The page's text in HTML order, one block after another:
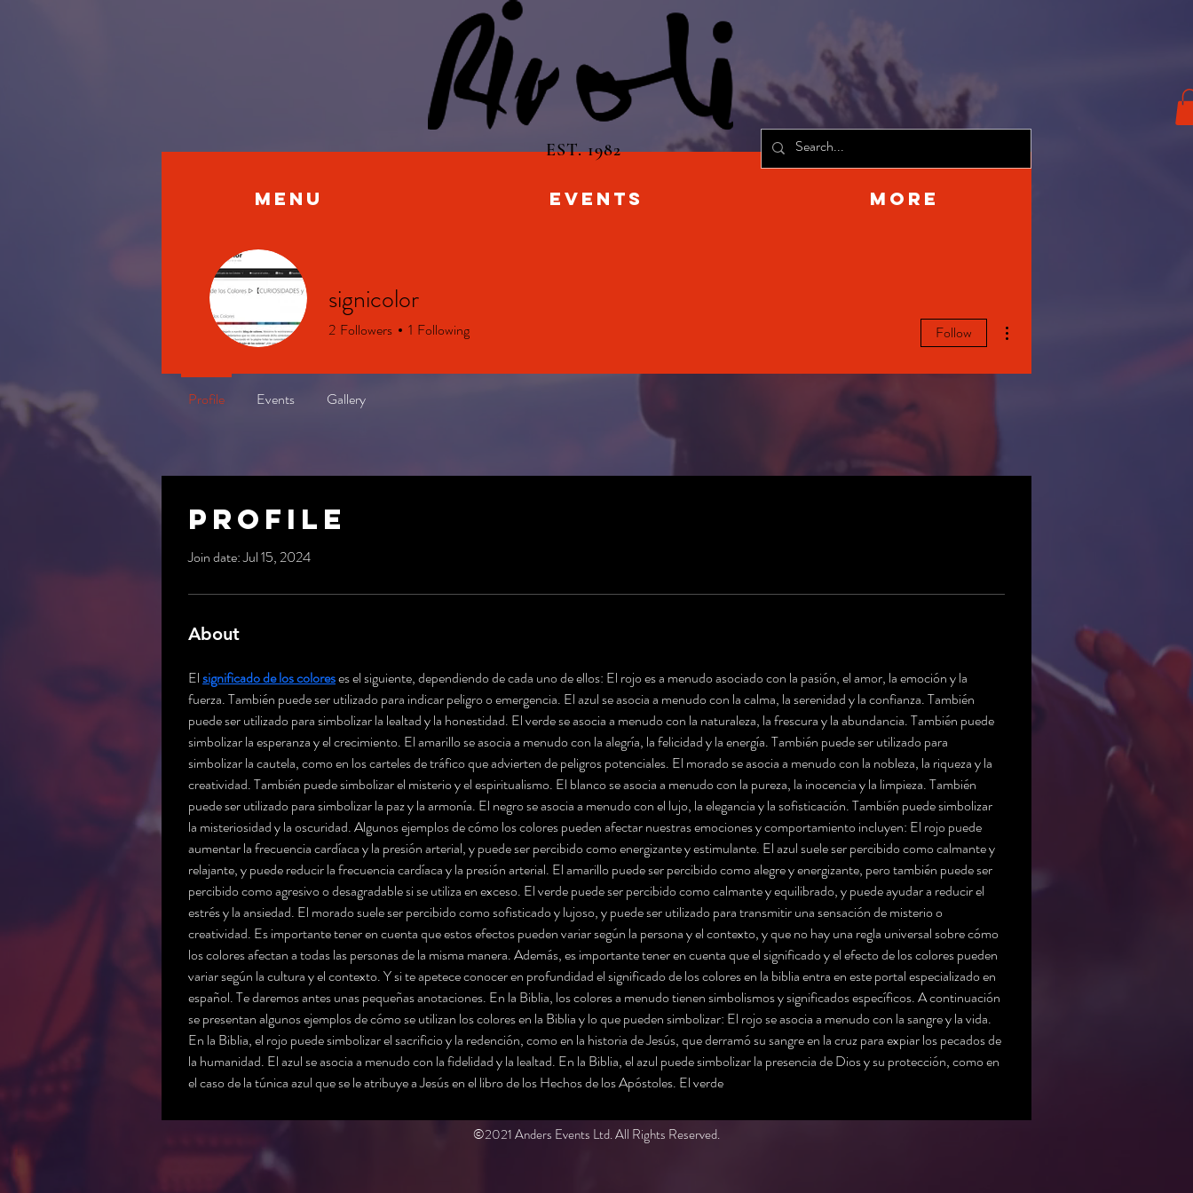
EST. 1982
MENU EVENTS More
Profile
Join date: Jul 15, 2024
About
El significado de los colores es el siguiente, dependiendo de cada uno de ellos: El rojo es a menudo asociado con la pasión, el amor, la emoción y la
fuerza. También puede ser utilizado para indicar peligro o emergencia. El azul se asocia a menudo con la calma, la serenidad y la confianza. También
puede ser utilizado para simbolizar la lealtad y la honestidad. El verde se asocia a menudo con la naturaleza, la frescura y la abundancia. También puede
simbolizar la esperanza y el crecimiento. El amarillo se asocia a menudo con la alegría, la felicidad y la energía. También puede ser utilizado para
simbolizar la cautela, como en los carteles de tráfico que advierten de peligros potenciales. El morado se asocia a menudo con la nobleza, la riqueza y la
creatividad. También puede simbolizar el misterio y el espiritualismo. El blanco se asocia a menudo con la pureza, la inocencia y la limpieza. También
puede ser utilizado para simbolizar la paz y la armonía. El negro se asocia a menudo con el lujo, la elegancia y la sofisticación. También puede simbolizar
la misteriosidad y la oscuridad. Algunos ejemplos de cómo los colores pueden afectar nuestras emociones y comportamiento incluyen: El rojo puede
aumentar la frecuencia cardíaca y la presión arterial, y puede ser percibido como energizante y estimulante. El azul suele ser percibido como calmante y
relajante, y puede reducir la frecuencia cardíaca y la presión arterial. El amarillo puede ser percibido como alegre y energizante, pero también puede ser
percibido como agresivo o desagradable si se utiliza en exceso. El verde puede ser percibido como calmante y equilibrado, y puede ayudar a reducir el
estrés y la ansiedad. El morado suele ser percibido como sofisticado y lujoso, y puede ser utilizado para transmitir una sensación de misterio o
creatividad. Es importante tener en cuenta que estos efectos pueden variar según la persona y el contexto, y que no hay una regla universal sobre cómo
los colores afectan a todas las personas de la misma manera. Además, es importante tener en cuenta que el significado y el efecto de los colores pueden
variar según la cultura y el contexto. Y si te apetece conocer en profundidad el significado de los colores en la biblia entra en este portal especializado en
español. Te daremos antes unas pequeñas anotaciones. En la Biblia, los colores a menudo tienen simbolismos y significados específicos. A continuación
se presentan algunos ejemplos de cómo se utilizan los colores en la Biblia y lo que pueden simbolizar: El rojo se asocia a menudo con la sangre y la vida.
En la Biblia, el rojo puede simbolizar el sacrificio y la redención, como en la historia de Jesús, que derramó su sangre en la cruz para expiar los pecados de
la humanidad. El azul se asocia a menudo con la fidelidad y la lealtad. En la Biblia, el azul puede simbolizar la presencia de Dios y su protección, como en
el caso de la túnica azul que se le atribuye a Jesús en el libro de los Hechos de los Apóstoles. El verde
signicolor
2 Followers 1 Following Follow
Profile Events Gallery
©2021 Anders Events Ltd. All Rights Reserved.